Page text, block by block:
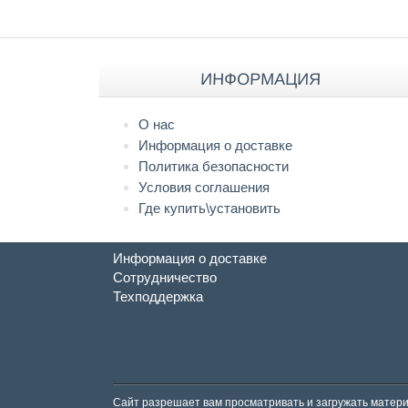
ИНФОРМАЦИЯ
О нас
Информация о доставке
Политика безопасности
Условия соглашения
Где купить\установить
Информация о доставке
Сотрудничество
Техподдержка
Сайт разрешает вам просматривать и загружать